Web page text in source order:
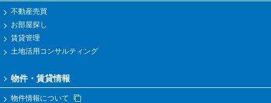
不動産売買
お部屋探し
賃貸管理
土地活用コンサルティング
物件・賃貸情報
物件情報について